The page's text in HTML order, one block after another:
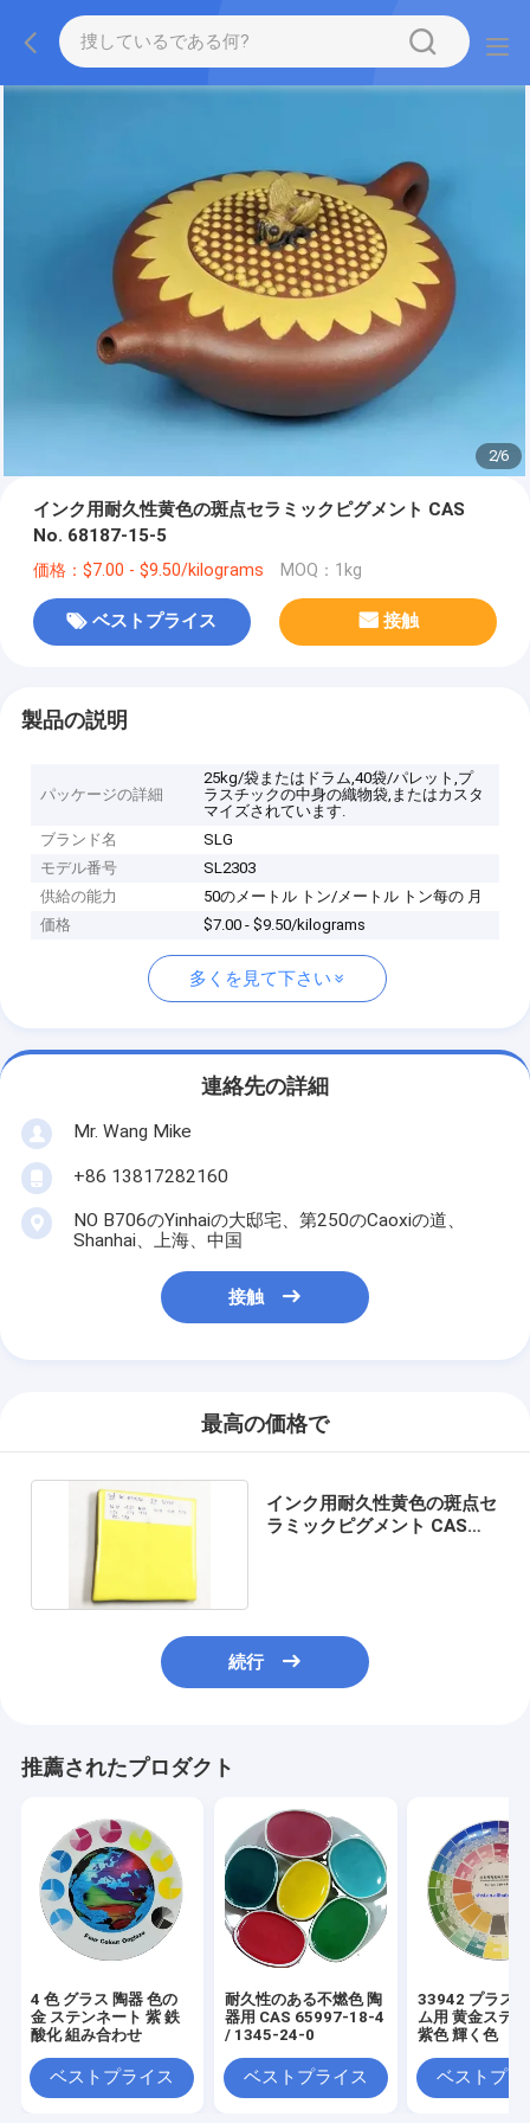
2/6
インク用耐久性黄色の斑点セラミックピグメント CAS
No. 68187-15-5
価格：$7.00 - $9.50/kilograms MOQ：1kg
ベストプライス 接触
製品の説明
パッケージの詳細
25kg/袋またはドラム,40袋/パレット,プ
ラスチックの中身の織物袋,またはカスタ
マイズされています.
ブランド名
SLG
モデル番号
SL2303
供給の能力
50のメートル トン/メートル トン每の 月
価格
$7.00 - $9.50/kilograms
多くを見て下さい
連絡先の詳細
Mr. Wang Mike
+86 13817282160
NO B706のYinhaiの大邸宅、第250のCaoxiの道、
Shanhai、上海、中国
接触
最高の価格で
インク用耐久性黄色の斑点セ
ラミックピグメント CAS
続行
推薦されたプロダクト
4 色 グラス 陶器 色の
金 ステンネート 紫 鉄
酸化 組み合わせ
ベストプライス
耐久性のある不燃色 陶
器用 CAS 65997-18-4
/ 1345-24-0
ベストプライス
33942 プラス
ム用 黄金ステ
紫色 輝く色
ベストプラ